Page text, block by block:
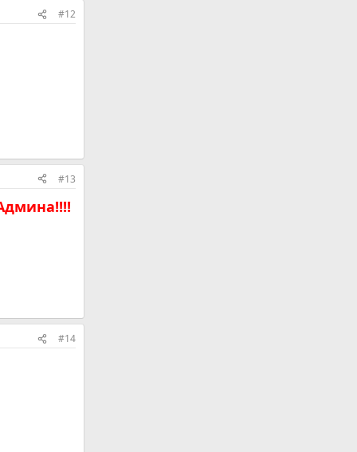
#12
#13
#14